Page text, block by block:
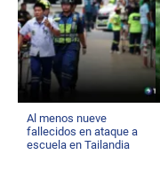
Al menos nueve
fallecidos en ataque a
escuela en Tailandia